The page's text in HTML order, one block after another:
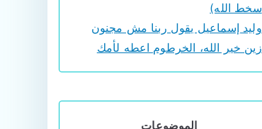
سخط الله)
وليد إسماعيل يقول ربنا مش مجنون
زين خير الله، الخرطوم اعطه لأمك
الموضوعات